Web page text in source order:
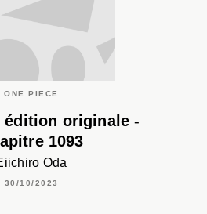
ONE PIECE
édition originale -
1093
Oda
30/10/2023